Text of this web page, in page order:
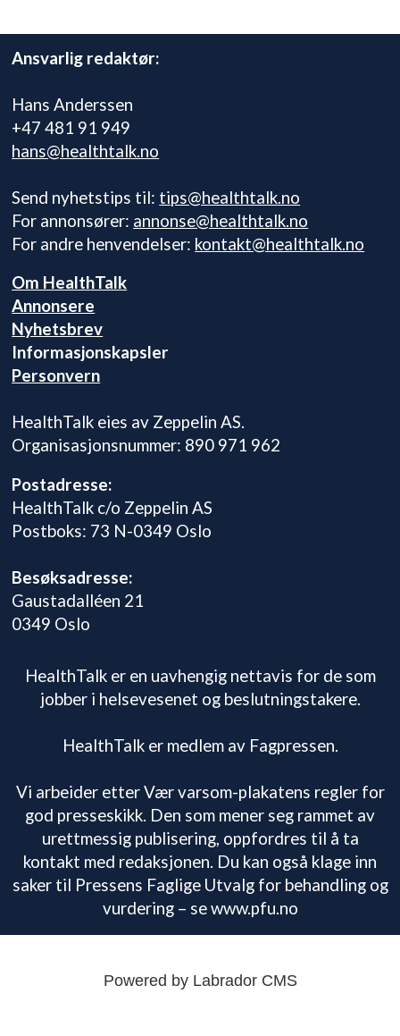
Ansvarlig redaktør:
Hans Anderssen
+47 481 91 949
hans@healthtalk.no
Send nyhetstips til: tips@healthtalk.no
For annonsører: annonse@healthtalk.no
For andre henvendelser: kontakt@healthtalk.no
Om HealthTalk
Annonsere
Nyhetsbrev
Informasjonskapsler
Personvern
HealthTalk eies av Zeppelin AS.
Organisasjonsnummer: 890 971 962
Postadresse:
HealthTalk c/o Zeppelin AS
Postboks: 73 N-0349 Oslo
Besøksadresse:
Gaustadalléen 21
0349 Oslo
HealthTalk er en uavhengig nettavis for de som
jobber i helsevesenet og beslutningstakere.
HealthTalk er medlem av Fagpressen.
Vi arbeider etter Vær varsom-plakatens regler for
god presseskikk. Den som mener seg rammet av
urettmessig publisering, oppfordres til å ta
kontakt med redaksjonen. Du kan også klage inn
saker til Pressens Faglige Utvalg for behandling og
vurdering – se www.pfu.no
Powered by Labrador CMS